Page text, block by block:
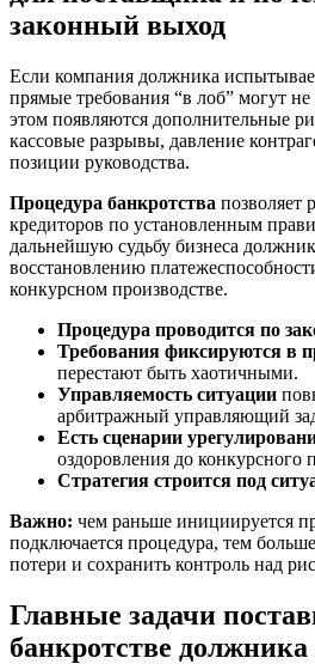
законный выход
Если компания должника
прямые требования “в лоб” могут не
этом появляются дополнительные
кассовые разрывы, давление
позиции руководства.
Процедура банкротства позволяет
кредиторов по установленным
дальнейшую судьбу бизнеса
восстановлению
конкурсном производстве.
Процедура проводится по
Требования фиксируются в
перестают быть хаотичными.
Управляемость ситуации
арбитражный управляющий
Есть сценарии
оздоровления до конкурсного
Стратегия строится под
Важно: чем раньше инициируется
подключается процедура, тем
потери и сохранить контроль над
Главные задачи
банкротстве должника